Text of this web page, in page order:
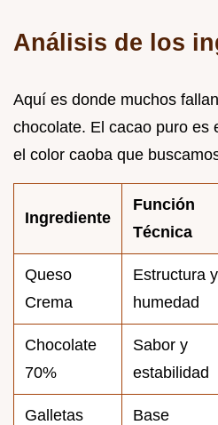
Análisis de los
Aquí es donde muchos
chocolate. El cacao puro es
el color caoba que
Ingrediente
Función
Técnica
Queso
Crema
Estructura y
humedad
Chocolate
70%
Sabor y
estabilidad
Galletas
Base